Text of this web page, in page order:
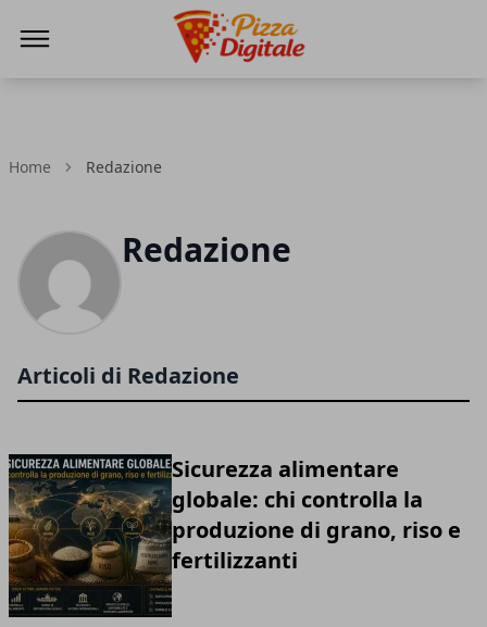
Home Redazione
Redazione
Articoli di Redazione
Sicurezza alimentare
globale: chi controlla la
produzione di grano, riso e
fertilizzanti